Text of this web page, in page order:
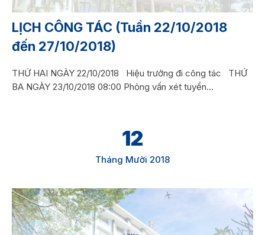
LỊCH CÔNG TÁC (Tuần 22/10/2018
đến 27/10/2018)
THỨ HAI NGÀY 22/10/2018 Hiệu trưởng đi công tác THỨ
BA NGÀY 23/10/2018 08:00 Phỏng vấn xét tuyển...
12
Tháng Mười 2018